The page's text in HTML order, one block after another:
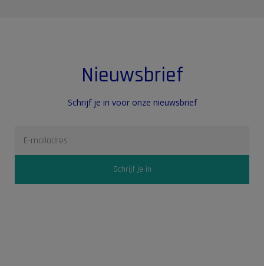
Nieuwsbrief
Schrijf je in voor onze nieuwsbrief